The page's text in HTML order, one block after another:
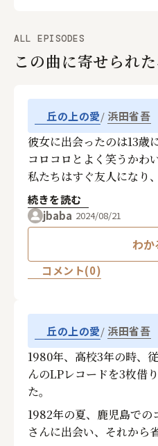
ALL EPISODES
この曲に寄せられ
丘の上の愛 浜田省吾
彼女に出会ったのは13歳
コロコロとよく笑うかわ
私たちはすぐ友人になり
以上に密な時を過ごした
高校を卒業する時、永遠
かなか会えない日々が続
ちの人と付き合ってる
で」と‥
彼女は、お金に固執する
私は、「丘の上の愛」の
った
しばらくして、「初め
ただそれだけの手紙が届
そして2年、久しぶりの彼
招待状
お金持ちではないけれど
の彼との結婚を選んだ彼
続きを読む
jbaba 2024/08/21
わ
コメント(0)
丘の上の愛 浜田省吾
1980年、高校3年の時、
んのLPレコードを3枚借
た。
1982年の夏、鹿児島で
さんに出会い、それから